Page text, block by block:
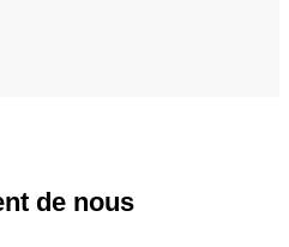
de nous